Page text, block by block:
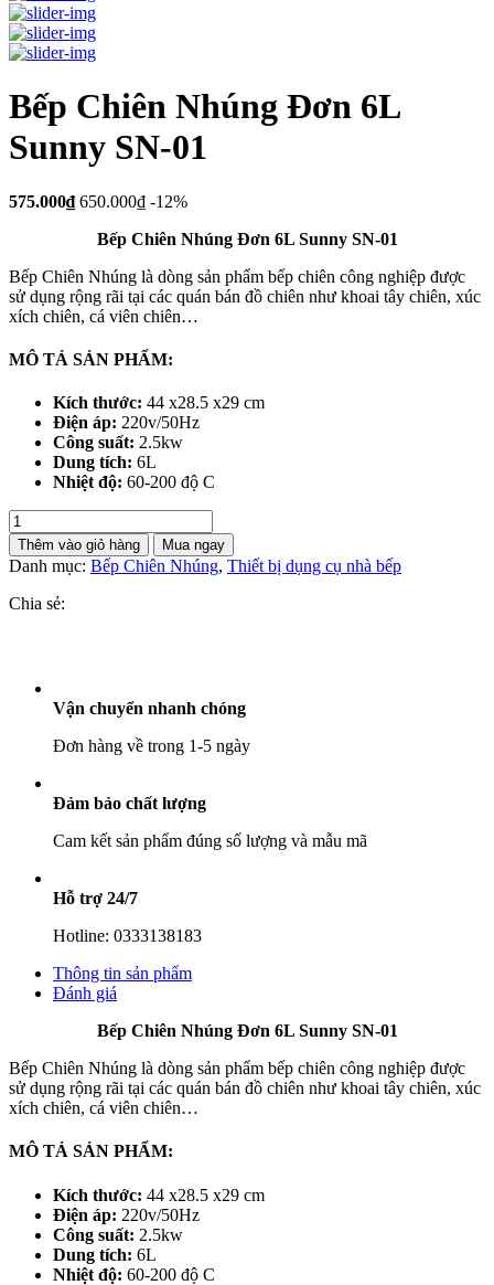
Bếp Chiên Nhúng Đơn 6L
Sunny SN-01
575.000₫ 650.000₫ -12%
Bếp Chiên Nhúng Đơn 6L Sunny SN-01
Bếp Chiên Nhúng là dòng sản phẩm bếp chiên công nghiệp được
sử dụng rộng rãi tại các quán bán đồ chiên như khoai tây chiên, xúc
xích chiên, cá viên chiên…
MÔ TẢ SẢN PHẨM:
Kích thước: 44 x28.5 x29 cm
Điện áp: 220v/50Hz
Công suất: 2.5kw
Dung tích: 6L
Nhiệt độ: 60-200 độ C
Bếp
Chiên
Nhúng
Đơn
6L
lượng
Thêm vào giỏ hàng Mua ngay
Danh mục: Bếp Chiên Nhúng, Thiết bị dụng cụ nhà bếp
Chia sẻ:
Vận chuyển nhanh chóng
Đơn hàng về trong 1-5 ngày
Đảm bảo chất lượng
Cam kết sản phẩm đúng số lượng và mẫu mã
Hỗ trợ 24/7
Hotline: 0333138183
Thông tin sản phẩm
Đánh giá
Bếp Chiên Nhúng Đơn 6L Sunny SN-01
Bếp Chiên Nhúng là dòng sản phẩm bếp chiên công nghiệp được
sử dụng rộng rãi tại các quán bán đồ chiên như khoai tây chiên, xúc
xích chiên, cá viên chiên…
MÔ TẢ SẢN PHẨM:
Kích thước: 44 x28.5 x29 cm
Điện áp: 220v/50Hz
Công suất: 2.5kw
Dung tích: 6L
Nhiệt độ: 60-200 độ C